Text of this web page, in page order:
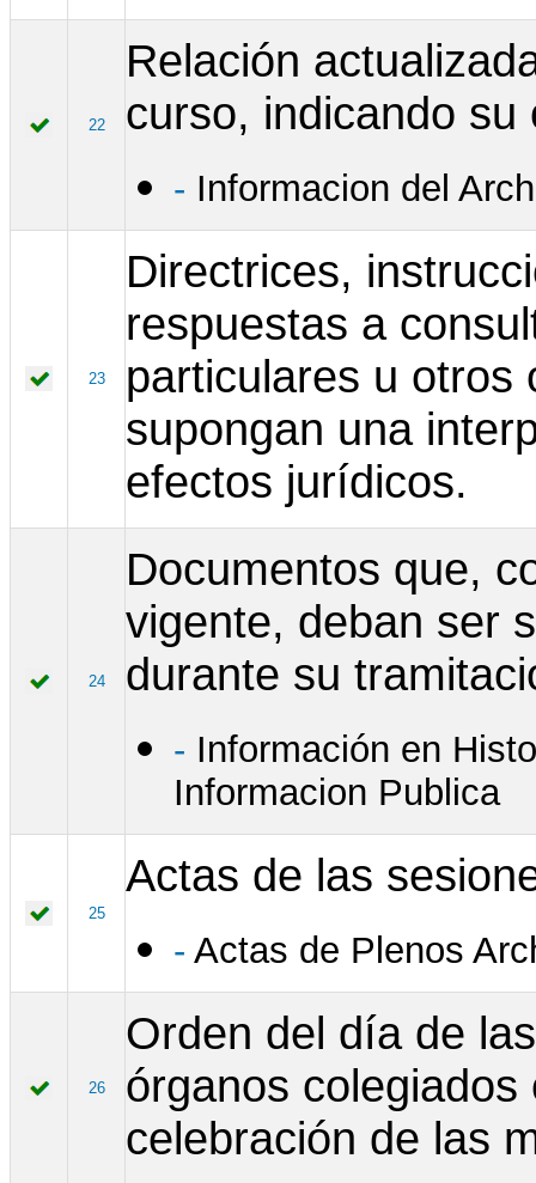
22
Relación
curso, indicando
- Informacion del
23
Directrices,
respuestas a
particulares u otros
supongan una
efectos jurídicos.
24
Documentos que,
vigente, deban ser
durante su
- Información en
Informacion Publica
25
Actas de las
- Actas de Plenos
26
Orden del día de
órganos
celebración de las